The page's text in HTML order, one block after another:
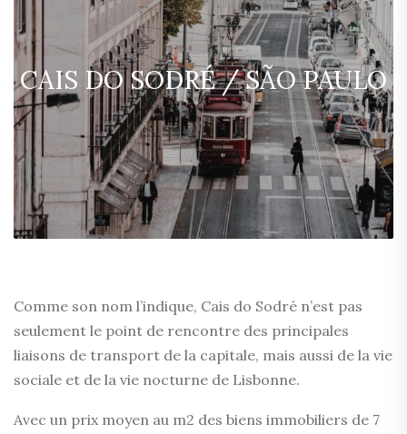
CAIS DO SODRÉ / SÃO PAULO
Comme son nom l’indique, Cais do Sodré n’est pas
seulement le point de rencontre des principales
liaisons de transport de la capitale, mais aussi de la vie
sociale et de la vie nocturne de Lisbonne.
Avec un prix moyen au m2 des biens immobiliers de 7